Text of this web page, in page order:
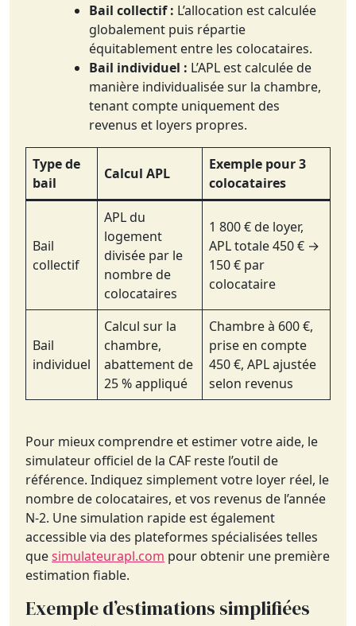
Bail collectif : L’allocation est calculée
globalement puis répartie
équitablement entre les colocataires.
Bail individuel : L’APL est calculée de
manière individualisée sur la chambre,
tenant compte uniquement des
revenus et loyers propres.
Type de
bail
Calcul APL
Exemple pour 3
colocataires
Bail
collectif
APL du
logement
divisée par le
nombre de
colocataires
1 800 € de loyer,
APL totale 450 € →
150 € par
colocataire
Bail
individuel
Calcul sur la
chambre,
abattement de
25 % appliqué
Chambre à 600 €,
prise en compte
450 €, APL ajustée
selon revenus
Pour mieux comprendre et estimer votre aide, le
simulateur officiel de la CAF reste l’outil de
référence. Indiquez simplement votre loyer réel, le
nombre de colocataires, et vos revenus de l’année
N-2. Une simulation rapide est également
accessible via des plateformes spécialisées telles
quesimulateurapl.com pour obtenir une première
estimation fiable.
Exemple d’estimations simplifiées